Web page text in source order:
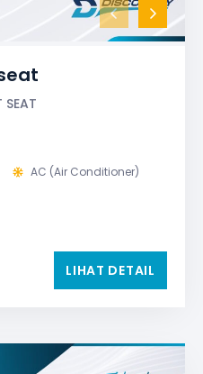
SEAT
AC (Air Conditioner)
Breaker, dll)
Water Dispenser
LIHAT DETAIL